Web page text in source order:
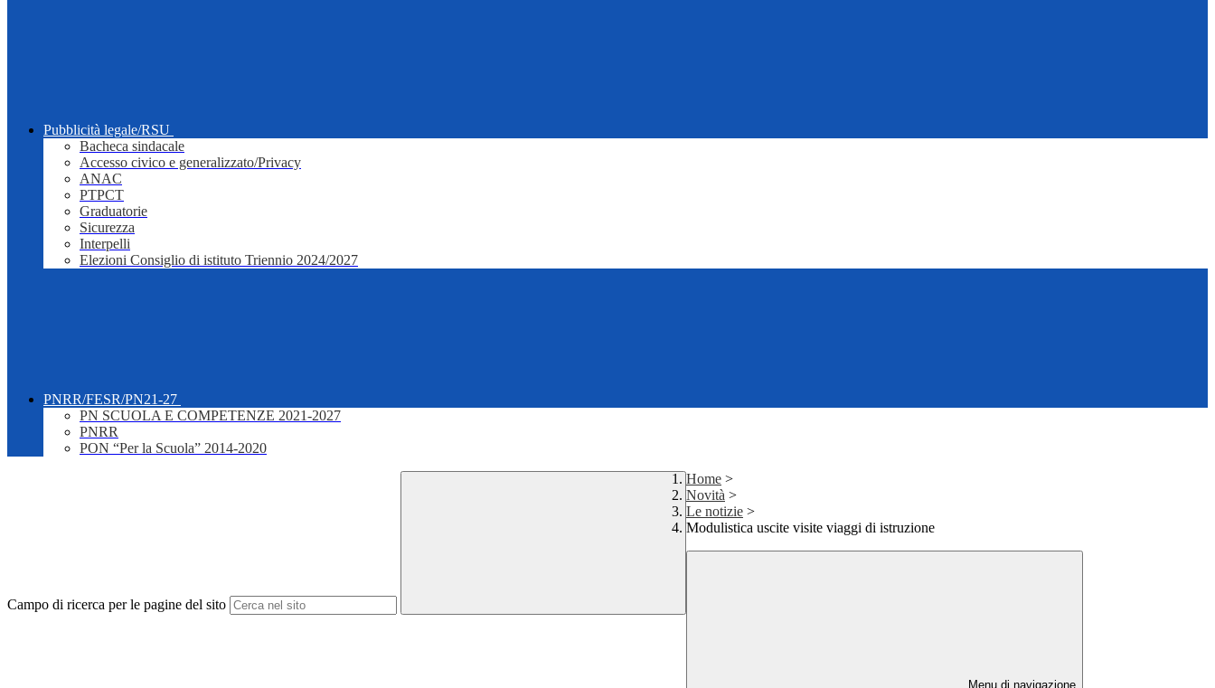
Pubblicità legale/RSU
Bacheca sindacale
Accesso civico e generalizzato/Privacy
ANAC
PTPCT
Graduatorie
Sicurezza
Interpelli
Elezioni Consiglio di istituto Triennio 2024/2027
PNRR/FESR/PN21-27
PN SCUOLA E COMPETENZE 2021-2027
PNRR
PON “Per la Scuola” 2014-2020
Campo di ricerca per le pagine del sito
Home >
Novità >
Le notizie >
Modulistica uscite visite viaggi di istruzione
Menu di navigazione